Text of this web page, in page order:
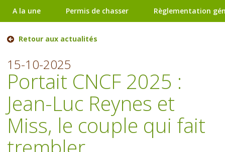
A la une Permis de chasser Règlementation
Retour aux actualités
15-10-2025
Portait CNCF 2025 :
Jean-Luc Reynes et
Miss, le couple qui fait